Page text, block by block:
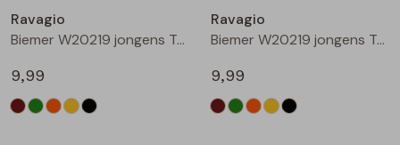
Blouses lange mouw
Sweatshirts
Bermuda's
Lange broek
Jackjes
Jassen
Lange broeken
Lange broeken
Leggings
Ravagio
Biemer W20219 jongens T-shirts korte mouw Oranje roest
9,99
Ravagio
Biemer W20219 jongens T-shirts korte mouw Geel
9,99